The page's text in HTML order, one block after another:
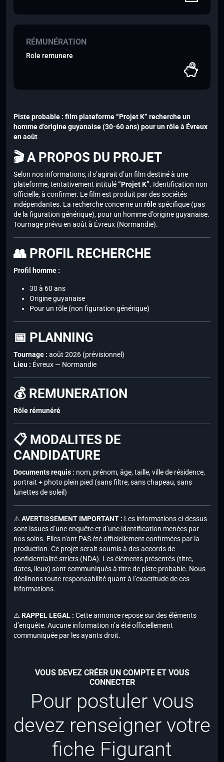
RÉMUNÉRATION
Role remunere
Piste probable : film plateforme “Projet K” recherche un
homme d’origine guyanaise (30-60 ans) pour un rôle à Évreux
en août
🎬 A PROPOS DU PROJET
Selon nos informations, il s’agirait d’un film destiné à une
plateforme, tentativement intitulé“Projet K”. Identification non
officielle, à confirmer. Le film est produit par des sociétés
indépendantes. La recherche concerne un rôlespécifique (pas
de la figuration générique), pour un homme d’origine guyanaise.
Tournage prévu en août à Évreux (Normandie).
👥 PROFIL RECHERCHE
Profil homme :
30 à 60 ans
Origine guyanaise
Pour un rôle (non figuration générique)
📅 PLANNING
Tournage : août 2026 (prévisionnel)
Lieu : Évreux — Normandie
💰 REMUNERATION
Rôle rémunéré
📋 MODALITES DE
CANDIDATURE
Documents requis : nom, prénom, âge, taille, ville de résidence,
portrait + photo plein pied (sans filtre, sans chapeau, sans
lunettes de soleil)
⚠️ AVERTISSEMENT IMPORTANT : Les informations ci-dessus
sont issues d’une enquête et d’une identification menées par
nos soins. Elles n’ont PAS été officiellement confirmées par la
production. Ce projet serait soumis à des accords de
confidentialité stricts (NDA). Les éléments présentés (titre,
dates, lieux) sont communiqués à titre de piste probable. Nous
déclinons toute responsabilité quant à l’exactitude de ces
informations.
⚠️ RAPPEL LEGAL : Cette annonce repose sur des éléments
d’enquête. Aucune information n’a été officiellement
communiquée par les ayants droit.
VOUS DEVEZ CRÉER UN COMPTE ET VOUS
CONNECTER
Pour postuler vous
devez renseigner votre
fiche Figurant